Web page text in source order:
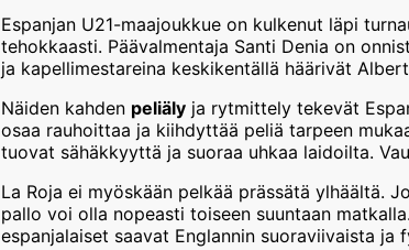
Espanjan U21-maajoukkue on kulkenut läpi
tehokkaasti. Päävalmentaja Santi Denia on
ja kapellimestareina keskikentällä häärivät
Näiden kahden peliäly ja rytmittely tekevät
osaa rauhoittaa ja kiihdyttää peliä tarpeen
tuovat sähäkkyyttä ja suoraa uhkaa laidoilta.
La Roja ei myöskään pelkää prässätä ylhäältä.
pallo voi olla nopeasti toiseen suuntaan
espanjalaiset saavat Englannin suoraviivaista